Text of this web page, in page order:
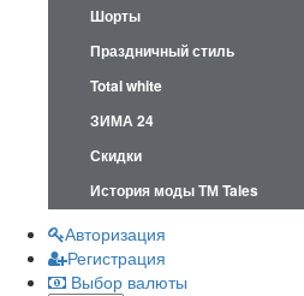
Шорты
Праздничный стиль
Total white
ЗИМА 24
Скидки
История моды ТМ Tales
Авторизация
Регистрация
Выбор валюты